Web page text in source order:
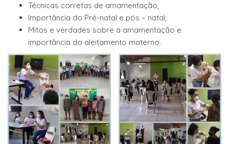
Técnicas corretas de amamentação;
Importância do Pré-natal e pós – natal;
Mitos e verdades sobre a amamentação e
importância do aleitamento materno.